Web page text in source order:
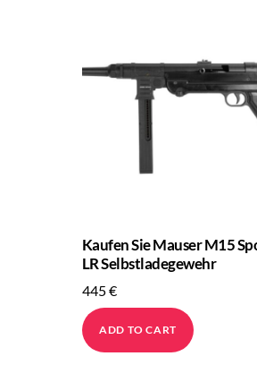
Kaufen Sie Mauser M15
LR Selbstladegewehr
445€
ADD TO CART